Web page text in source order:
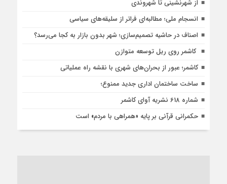
از شهرنشینی تا شهروندی
انسجام ملی؛ مطالبه‌ای فراتر از سلیقه‌های سیاسی
اصناف در حاشیه تصمیم‌سازی؛ شهر بدون بازار به کجا می‌رسد؟
کاشمر روی ریل توسعه متوازن
کاشمر؛ عبور از بحران‌های شهری با نقشه راه عملیاتی
ساخت ساختمان اداری جدید ممنوع؛
شماره 618 نشریه آوای کاشمر
حکمرانی قرآنی بر پایه «همراهی با مردم» است